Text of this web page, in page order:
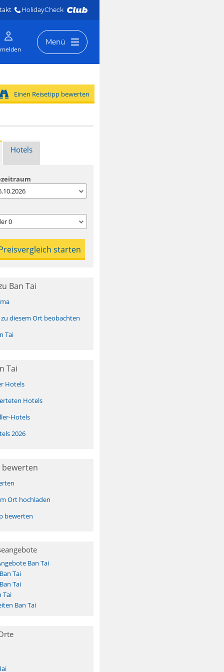
HolidayCheck
Menü
Einen Reisetipp bewerten
Hotels
0
Ban Tai
diesem Ort beobachten
Tai
Tai
Hotels
Hotels
Hotels
2026
Ort hochladen
bewerten
Ban Tai
Tai
Tai
Tai
Ban Tai